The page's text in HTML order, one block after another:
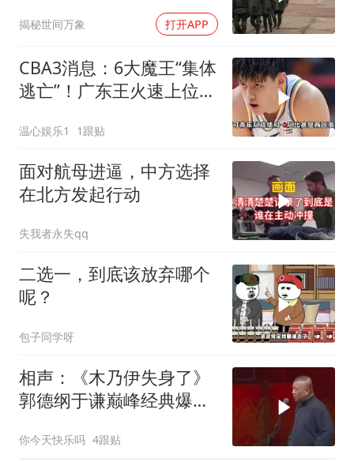
揭秘世间万象 打开APP
CBA3消息：6大魔王“集体
逃亡”！广东王火速上位，
温心娱乐1 1跟贴
面对航母进逼，中方选择
在北方发起行动
失我者永失qq
二选一，到底该放弃哪个
呢？
包子同学呀
相声：《木乃伊失身了》
郭德纲于谦巅峰经典爆笑
你今天快乐吗 4跟贴